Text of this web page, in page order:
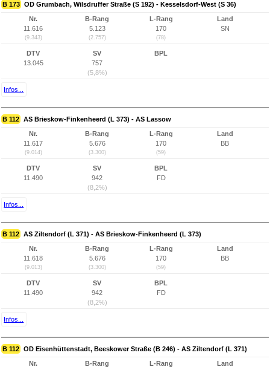
B 173 OD Grumbach, Wilsdruffer Straße (S 192) - Kesselsdorf-West (S 36)
Nr.
11.616
(9.343)
B-Rang
5.123
(2.757)
L-Rang
170
(78)
Land
SN
DTV
13.045
SV
757
(5,8%)
BPL
Infos...
B 112 AS Brieskow-Finkenheerd (L 373) - AS Lassow
Nr.
11.617
(9.014)
B-Rang
5.676
(3.300)
L-Rang
170
(59)
Land
BB
DTV
11.490
SV
942
(8,2%)
BPL
FD
Infos...
B 112 AS Ziltendorf (L 371) - AS Brieskow-Finkenheerd (L 373)
Nr.
11.618
(9.013)
B-Rang
5.676
(3.300)
L-Rang
170
(59)
Land
BB
DTV
11.490
SV
942
(8,2%)
BPL
FD
Infos...
B 112 OD Eisenhüttenstadt, Beeskower Straße (B 246) - AS Ziltendorf (L 371)
Nr.
B-Rang
L-Rang
Land